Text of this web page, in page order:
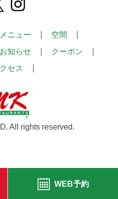
メニュー
空間
お知らせ
クーポン
セス
All rights reserved.
WEB予約